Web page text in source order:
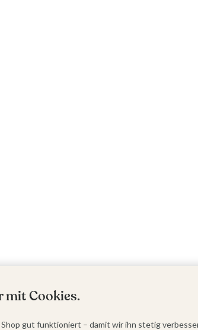
mit Cookies.
gut funktioniert – damit wir ihn stetig